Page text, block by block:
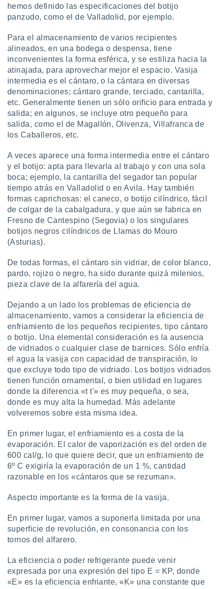
hemos definido las especificaciones del botijo
panzudo, como el de Valladolid, por ejemplo.
Para el almacenamiento de varios recipientes
alineados, en una bodega o despensa, tiene
inconvenientes la forma esférica, y se estiliza hacia la
atinajada, para aprovechar mejor el espacio. Vasija
intermedia es el cántaro, o la cántara en diversas
denominaciones; cántaro grande, terciado, cantarilla,
etc. Generalmente tienen un sólo orificio para entrada y
salida; en algunos, se incluye otro pequeño para
salida, como el de Magallón, Olivenza, Villafranca de
los Caballeros, etc.
A veces aparece una forma intermedia entre el cántaro
y el botijo: apta para llevarla al trabajo y con una sola
boca; ejemplo, la cantarilla del segador tan popular
tiempo atrás en Valladolid o en Avila. Hay también
formas caprichosas: el caneco, o botijo cilíndrico, fácil
de colgar de la cabalgadura, y que aún se fabrica en
Fresno de Cantespino (Segovia) o los singulares
botijos negros cilíndricos de Llamas do Mouro
(Asturias).
De todas formas, el cántaro sin vidriar, de color blanco,
pardo, rojizo o negro, ha sido durante quizá milenios,
pieza clave de la alfarería del agua.
Dejando a un lado los problemas de eficiencia de
almacenamiento, vamos a considerar la eficiencia de
enfriamiento de los pequeños recipientes, tipo cántaro
o botijo. Una elemental consideración es la ausencia
de vidriados o cualquier clase de barnices. Sólo enfría
el agua la vasija con capacidad de transpiración, lo
que excluye todo tipo de vidriado. Los botijos vidriados
tienen función ornamental, o bien utilidad en lugares
donde la diferencia «t t'» es muy pequeña, o sea,
donde es muy alta la humedad. Más adelante
volveremos sobre esta misma idea.
En primer lugar, el enfriamiento es a costa de la
evaporación. El calor de vaporización es del orden de
600 cal/g, lo que quiere decir, que un enfriamiento de
6º C exigiría la evaporación de un 1 %, cantidad
razonable en los «cántaros que se rezuman».
Aspecto importante es la forma de la vasija.
En primer lugar, vamos a suponerla limitada por una
superficie de revolución, en consonancia con los
tornos del alfarero.
La eficiencia o poder refrigerante puede venir
expresada por una expresión del tipo E = KP, donde
«E» es la eficiencia enfriante, «K» una constante que